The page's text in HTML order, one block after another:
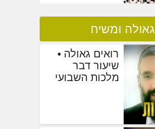
גאולה ומשיח
רואים גאולה •
שיעור דבר
מלכות השבועי